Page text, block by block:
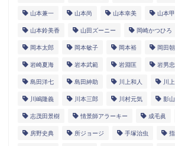
山本兼一 山本尚 山本幸美 山本
山本鈴美香 山田ズーニー 岡崎かつひろ
岡本太郎 岡本敏子 岡本裕 岡田
岩崎夏海 岩本武範 岩淵匡 岩男
島田洋七 島田紳助 川上和人 川
川嶋隆義 川本三郎 川村元気 影
志茂田景樹 情景師アラーキー 成毛眞
房野史典 所ジョージ 手塚治虫